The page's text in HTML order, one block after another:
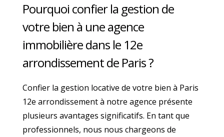
Pourquoi confier la gestion de
votre bien à une agence
immobilière dans le 12e
arrondissement de Paris ?
Confier la gestion locative de votre bien à Paris
12e arrondissement à notre agence présente
plusieurs avantages significatifs. En tant que
professionnels, nous nous chargeons de